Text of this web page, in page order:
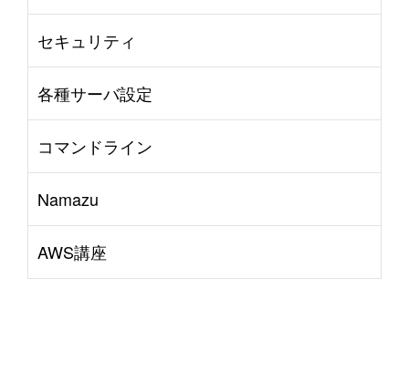
セキュリティ
各種サーバ設定
コマンドライン
Namazu
AWS講座